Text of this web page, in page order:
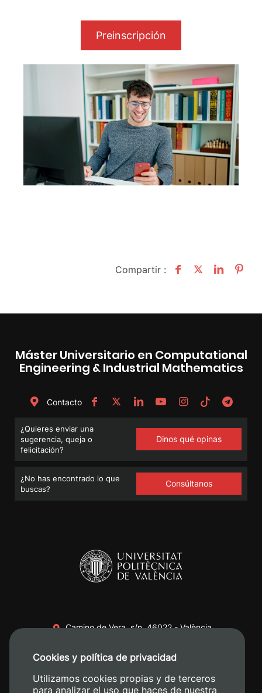
Preinscripción
Compartir :
Máster Universitario en Computational
Engineering & Industrial Mathematics
Contacto
¿Quieres enviar una
sugerencia, queja o
felicitación?
Dinos qué opinas
¿No has encontrado lo que
buscas?
Consúltanos
Camino de Vera, s/n. 46022 - València
+34 620 04 00 50
Cookies y política de privacidad
Utilizamos cookies propias y de terceros
para analizar el uso que haces de nuestra